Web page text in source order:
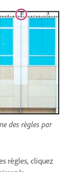
des règles par
règles, cliquez